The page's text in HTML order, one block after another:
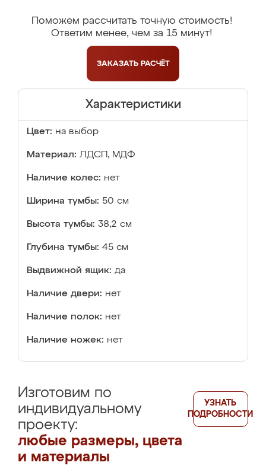
Поможем рассчитать точную стоимость!
Ответим менее, чем за 15 минут!
ЗАКАЗАТЬ РАСЧЁТ
Характеристики
Цвет: на выбор
Материал: ЛДСП, МДФ
Наличие колес: нет
Ширина тумбы: 50 см
Высота тумбы: 38,2 см
Глубина тумбы: 45 см
Выдвижной ящик: да
Наличие двери: нет
Наличие полок: нет
Наличие ножек: нет
Изготовим по
индивидуальному
проекту:
любые размеры, цвета
и материалы
УЗНАТЬ
ПОДРОБНОСТИ